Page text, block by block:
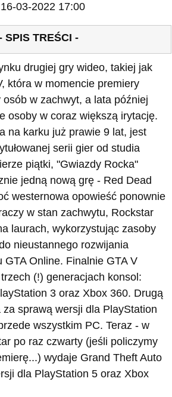
03-2022 17:00
SPIS TREŚCI -
drugiej gry wideo, takiej jak
która w momencie premiery
osób w zachwyt, a lata później
osoby w coraz większą irytację.
na karku już prawie 9 lat, jest
serii gier od studia
piątki, "Gwiazdy Rocka"
jedną nową grę - Red Dead
westernowa opowieść ponownie
w stan zachwytu, Rockstar
laurach, wykorzystując zasoby
nieustannego rozwijania
GTA Online. Finalnie GTA V
(!) generacjach konsol:
3 oraz Xbox 360. Drugą
za sprawą wersji dla PlayStation
wszystkim PC. Teraz - w
po raz czwarty (jeśli policzymy
wydaje Grand Theft Auto
dla PlayStation 5 oraz Xbox